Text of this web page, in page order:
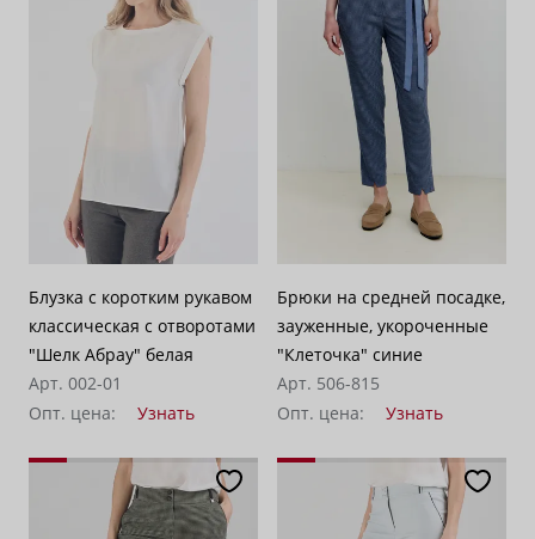
Блузка с коротким рукавом
классическая с отворотами
"Шелк Абрау" белая
Арт. 002-01
Опт. цена:
Узнать
Брюки на средней посадке,
зауженные, укороченные
"Клеточка" синие
Арт. 506-815
Опт. цена:
Узнать